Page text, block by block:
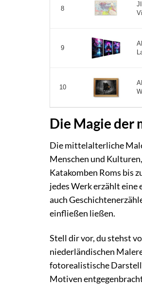
8
9
10
Die Magie
Die mittelalterliche
Menschen und
Katakomben Roms bis
jedes Werk erzählt eine
auch
einfließen ließen.
Stell dir vor, du stehst
niederländischen
fotorealistische
Motiven